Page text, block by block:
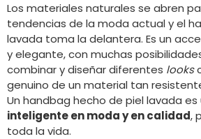
Los materiales naturales se abren
tendencias de la moda actual y el
lavada toma la delantera. Es un
y elegante, con muchas
combinar y diseñar diferentes looks
genuino de un material tan
Un handbag hecho de piel lavada es
inteligente en moda y en calidad,
toda la vida.